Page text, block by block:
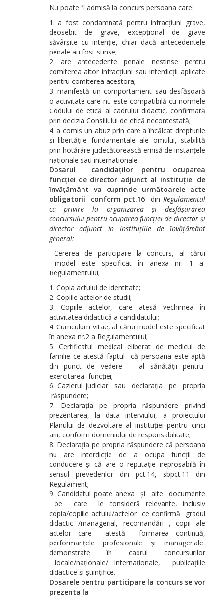
Nu poate fi admisă la concurs persoana care:
a fost condamnată pentru infracțiuni grave,
deosebit de grave, excepțional de grave
săvârșite cu intenție, chiar dacă antecedentele
penale au fost stinse;
are antecedente penale nestinse pentru
comiterea altor infracțiuni sau interdicții aplicate
pentru comiterea acestora;
manifestă un comportament sau desfășoară
o activitate care nu este compatibilă cu normele
Codului de etică al cadrului didactic, confirmată
prin decizia Consiliului de etică necontestată;
a comis un abuz prin care a încălcat drepturile
și libertățile fundamentale ale omului, stabilită
prin hotărâre judecătorească emisă de instanțele
naționale sau internationale.
Dosarul candidaților pentru ocuparea
funcției de director adjunct al instituției de
învățământ va cuprinde următoarele acte
obligatorii conform pct.16 din Regulamentul
cu privire la organizarea și desfășurarea
concursului pentru ocuparea funcției de director și
director adjunct în instituțiile de învățământ
general:
Cererea de participare la concurs, al cărui
model este specificat în anexa nr. 1 a
Regulamentului;
Copia actului de identitate;
Copiile actelor de studii;
Copiile actelor, care atesă vechimea în
activitatea didactică a candidatului;
Curriculum vitae, al cărui model este specificat
în anexa nr.2 a Regulamentului;
Certificatul medical eliberat de medicul de
familie ce atestă faptul că persoana este aptă
din punct de vedere al sănătății pentru
exercitarea funcției;
Cazierul judiciar sau declarația pe propria
răspundere;
Declarația pe propria răspundere privind
prezentarea, la data interviului, a proiectului
Planului de dezvoltare al instituției pentru cinci
ani, conform domeniului de responsabilitate;
Declarația pe propria răspundere că persoana
nu are interdicție de a ocupa funcții de
conducere și că are o reputație ireproșabilă în
sensul prevederilor din pct.14, sbpct.11 din
Regulament;
Candidatul poate anexa și alte documente
pe care le consideră relevante, inclusiv
copia/copiile actului/actelor ce confirmă gradul
didactic /managerial, recomandări , copii ale
actelor care atestă formarea continuă,
performanțele profesionale și manageriale
demonstrate în cadrul concursurilor
locale/naționale/ internaționale, publicațiile
didactice și științifice.
Dosarele pentru participare la concurs se vor
prezenta la